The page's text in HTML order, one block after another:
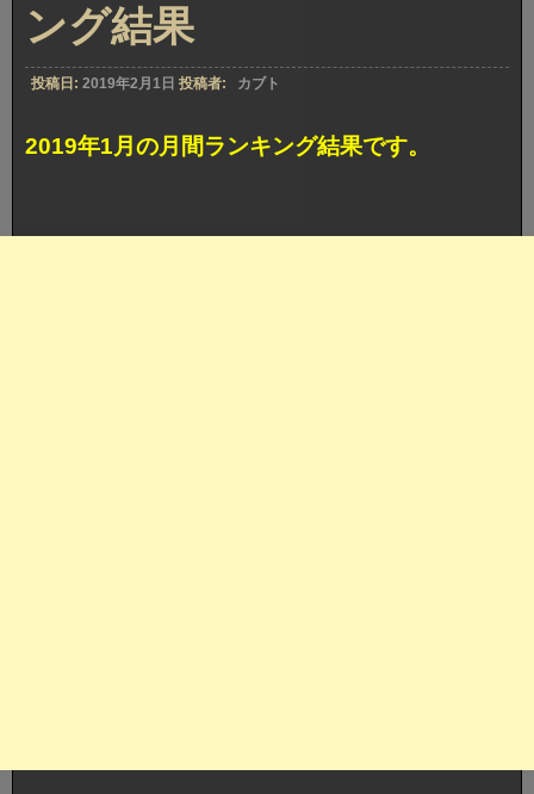
ング結果
投稿日: 2019年2月1日 投稿者: カブト
2019年1月の月間ランキング結果です。